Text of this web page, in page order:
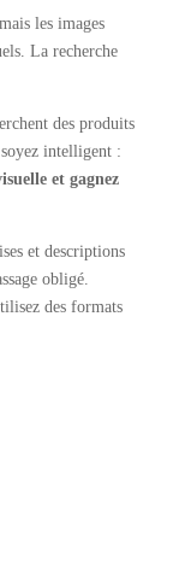
les images
La recherche
des produits
intelligent :
et gagnez
et descriptions
obligé.
des formats